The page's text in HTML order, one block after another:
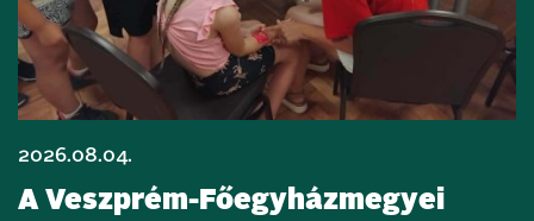
2026.08.04.
A Veszprém-Főegyházmegyei